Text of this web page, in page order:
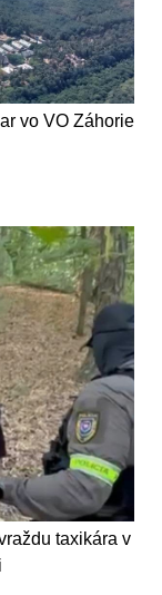
vo VO Záhorie
taxikára v